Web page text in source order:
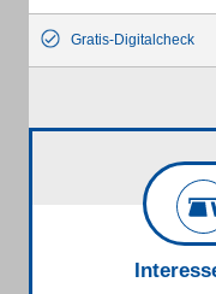
Gratis-Digitalcheck